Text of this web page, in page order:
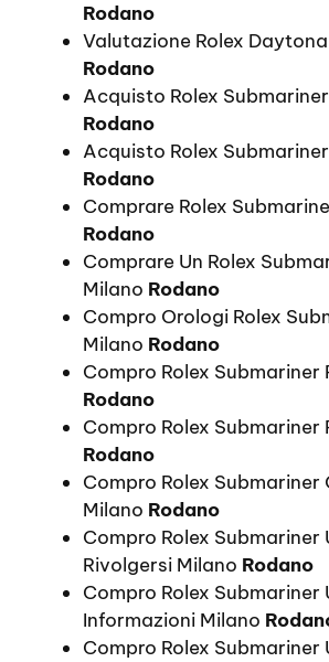
Rodano
Valutazione Rolex
Rodano
Acquisto Rolex
Rodano
Acquisto Rolex
Rodano
Comprare Rolex
Rodano
Comprare Un Rolex
Milano Rodano
Compro Orologi Rolex
Milano Rodano
Compro Rolex Submariner
Rodano
Compro Rolex Submariner
Rodano
Compro Rolex
Milano Rodano
Compro Rolex Submariner
Rivolgersi Milano Rodano
Compro Rolex Submariner
Informazioni Milano
Compro Rolex Submariner